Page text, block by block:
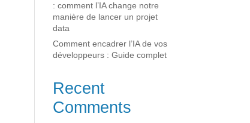
: comment l’IA change notre
manière de lancer un projet
data
Comment encadrer l’IA de vos
développeurs : Guide complet
Recent
Comments